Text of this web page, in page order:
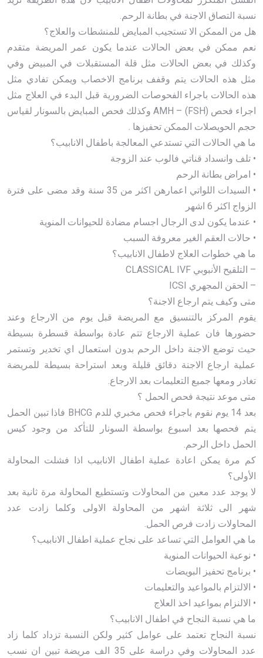
نسبة التصاق الاجنة في بطانة الرحم.
هل من الممكن الا تستجيب المبايض للمنشطات والعلاج؟
نعم ممكن في بعض الحالات عندما يكون عمر المريضة متقدم
وكذلك في بعض الحالات مثل قلة المستقبلات في المبيض وفي
مثل هذه الحالات يتم وقفف برنامج الاخصاب ويمكن تفادي مثل
هذه الحالات باجراء الفحوصات الضرورية قبل البدء في العلاج مثل
اجراء فحص AMH – (FSH) وكذلك فحص المبايض بالسونار لقياس
حجم الحويصلات الممكن تحفيزها .
ما هي الحالات التي تستدعي المعالجة باطفال الانابيب؟
• تلف وانسداد قناتي فالوب عند الزوجة
• امراض بطانة الرحم
• السيدات اللواتي اعمارهن اكثر من 35 سنة وقد مضى على فترة
الزواج اكثر 6 اشهر
• عندما يكون لدى الرجال اجسام مضادة للحيوانات المنوية
• حالات العقم الغير معروفة السبب
ما هي خطوات العلاج لاطفال الانابيب؟
– التلقيح الأنبوبي CLASSICAL IVF
– الحقن المجهري ICSI
متى وكيف يتم ارجاع الاجنة؟
يقوم المركز بالتنسيق مع المريضة قبل يوم من الارجاع وعند
حضورها فان عملية الارجاع تتم عادة بواسطة قسطرة بسيطة
حيث توضع الاجنة داخل الرحم بدون استعمال اي تخدير وتستمر
عملية ارجاع الاجنة دقائق قليلة وبعد استراحة بسيطة للمريضة
تغادر ومعها جميع التعليمات بعد الارجاع.
متى موعد نتيجة فحص الحمل ؟
بعد 14 يوم نقوم باجراء فحص مخبري للدم BHCG فاذا تبين الحمل
يتم فحصها بعد اسبوع بواسطة السونار للتأكد من وجود كيس
الحمل داخل الرحم.
كم مرة يمكن اعادة عملية اطفال الانابيب اذا فشلت المحاولة
الأولى؟
لا يوجد عدد معين من المحاولات وتستطيع المحاولة مرة ثانية بعد
شهر الى ثلاثة اشهر من المحاولة الاولى وكلما زادت عدد
المحاولات زادت فرص الحمل.
ما هي العوامل التي تساعد على نجاح عملية اطفال الانابيب؟
• نوعية الحيوانات المنوية
• برنامج تحفيز البويضات
• الالتزام بالمواعيد والتعليمات
• الالنزام بمواعيد اخذ العلاج
ما هي نسبة النجاح في اطفال الانابيب؟
نسبة النجاح تعتمد على عوامل كثير ولكن النسبة تزداد كلما زاد
عدد المحاولات وفي دراسة على 35 الف مريضة تبين ان نسب